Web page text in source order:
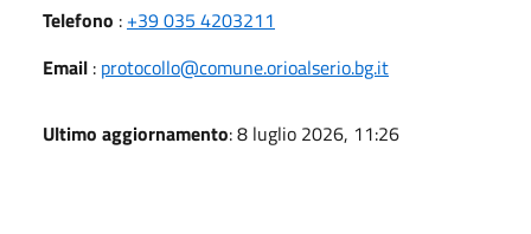
Telefono : +39 035 4203211
Email : protocollo@comune.orioalserio.bg.it
Ultimo aggiornamento: 8 luglio 2026, 11:26